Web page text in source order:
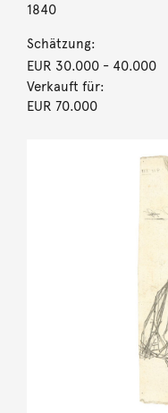
1840
Schätzung:
EUR 30.000- 40.000
Verkauft für:
EUR 70.000